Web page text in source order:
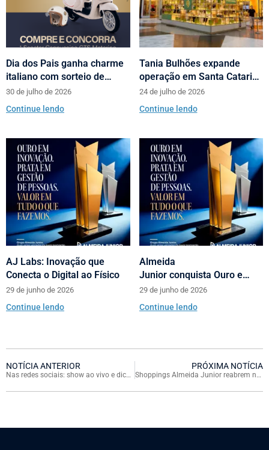
Dia dos Pais ganha charme
italiano com sorteio de
scooters Motorino pela
Almeida Junior
30 de julho de 2026
Continue lendo
Tania Bulhões expande
operação em Santa Catarina
com loja no Neumarkt
Shopping
24 de julho de 2026
Continue lendo
AJ Labs: Inovação que
Conecta o Digital ao Físico
29 de junho de 2026
Continue lendo
Almeida
Junior conquista Ouro e
Prata no Prêmio Abrasce
29 de junho de 2026
Continue lendo
NOTÍCIA ANTERIOR
Nas redes sociais: show ao vivo e dicas de como manter a saúde mental
PRÓXIMA NOTÍCIA
Shoppings Almeida Junior reabrem nesta quarta, dia 22